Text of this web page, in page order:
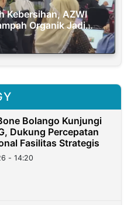
Kebersihan, AZWI
Organik Jadi
Bolango Kunjungi
Dukung Percepatan
Fasilitas Strategis
- 14:20